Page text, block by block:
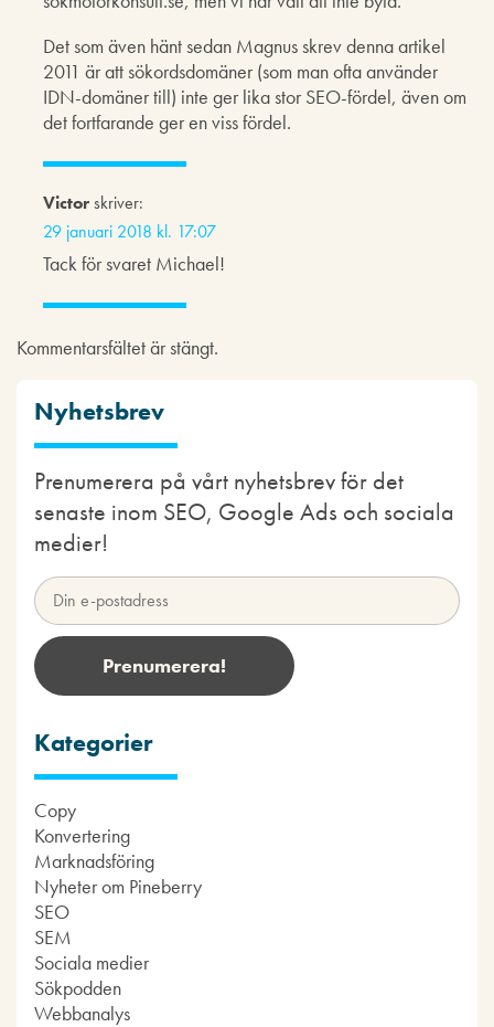
Det som även hänt sedan Magnus skrev denna artikel
2011 är att sökordsdomäner (som man ofta använder
IDN-domäner till) inte ger lika stor SEO-fördel, även om
det fortfarande ger en viss fördel.
Victorskriver:
29 januari 2018 kl. 17:07
Tack för svaret Michael!
Kommentarsfältet är stängt.
Nyhetsbrev
Prenumerera på vårt nyhetsbrev för det
senaste inom SEO, Google Ads och sociala
medier!
Kategorier
Copy
Konvertering
Marknadsföring
Nyheter om Pineberry
SEO
SEM
Sociala medier
Sökpodden
Webbanalys